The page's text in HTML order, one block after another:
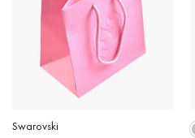
Swarovski